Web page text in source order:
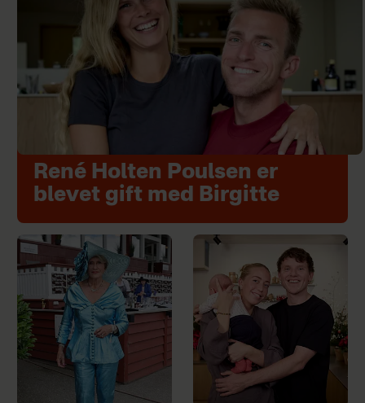
René Holten Poulsen er
blevet gift med Birgitte